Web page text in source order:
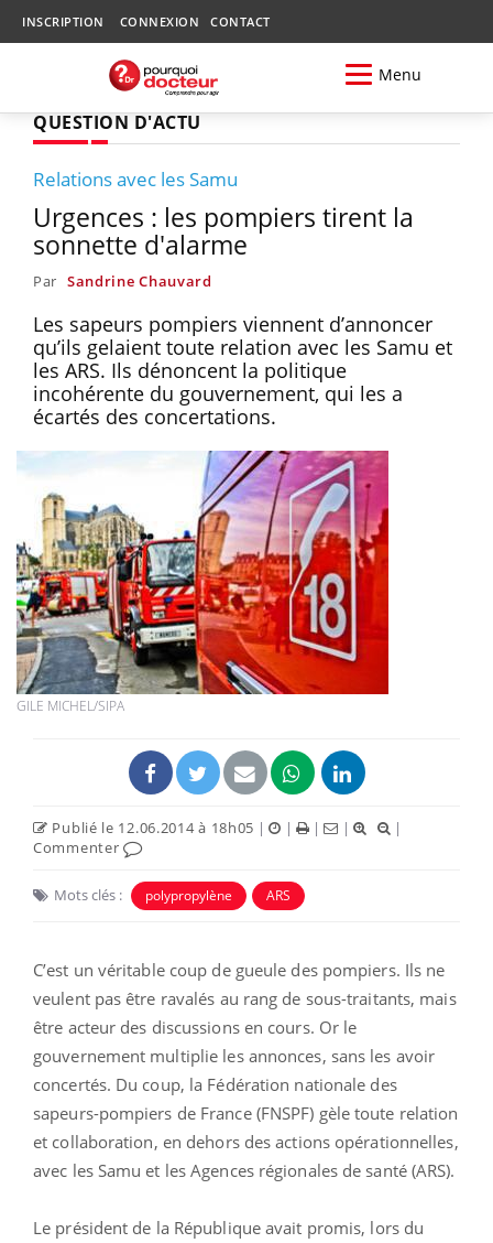
INSCRIPTION CONNEXION CONTACT
Menu
QUESTION D'ACTU
Relations avec les Samu
Urgences : les pompiers tirent la
sonnette d'alarme
Par Sandrine Chauvard
Les sapeurs pompiers viennent d’annoncer
qu’ils gelaient toute relation avec les Samu et
les ARS. Ils dénoncent la politique
incohérente du gouvernement, qui les a
écartés des concertations.
GILE MICHEL/SIPA
Publié le 12.06.2014 à 18h05 | | | |
|
Commenter
Mots clés : polypropylène ARS
C’est un véritable coup de gueule des pompiers. Ils ne
veulent pas être ravalés au rang de sous-traitants, mais
être acteur des discussions en cours. Or le
gouvernement multiplie les annonces, sans les avoir
concertés. Du coup, la Fédération nationale des
sapeurs-pompiers de France (FNSPF) gèle toute relation
et collaboration, en dehors des actions opérationnelles,
avec les Samu et les Agences régionales de santé (ARS).
Le président de la République avait promis, lors du